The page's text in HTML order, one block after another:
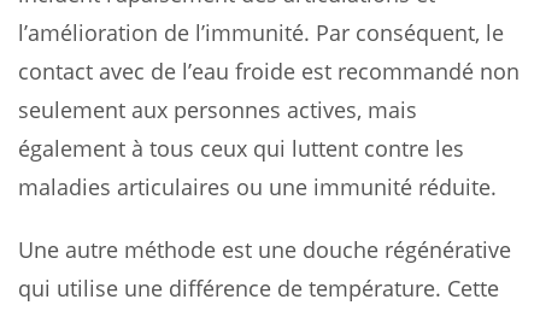
l’amélioration de l’immunité. Par conséquent, le
contact avec de l’eau froide est recommandé non
seulement aux personnes actives, mais
également à tous ceux qui luttent contre les
maladies articulaires ou une immunité réduite.
Une autre méthode est une douche régénérative
qui utilise une différence de température. Cette